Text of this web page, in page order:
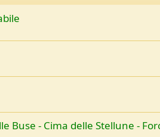
Buse - Cima delle Stellune -